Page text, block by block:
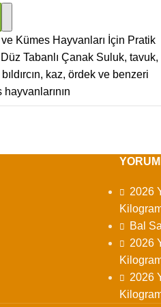
EKLE
Kümes Hayvanları İçin Pratik
Tabanlı Çanak Suluk, tavuk,
kaz, ördek ve benzeri
hayvanlarının
2026
Bal
2026
2026